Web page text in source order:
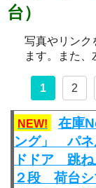
台）
写真やリンク
ます。また、
1 2
NEW!
在庫
ング」 パ
ドドア 跳
２段 荷台